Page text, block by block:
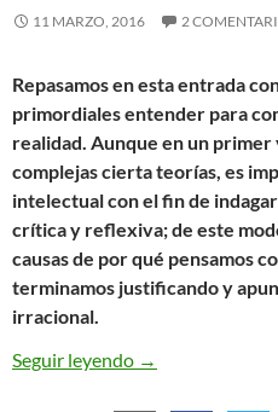
11 MARZO, 2016 2
Repasamos en esta entrada
primordiales entender para
realidad. Aunque en un
complejas cierta teorías, es
intelectual con el fin de
crítica y reflexiva; de este
causas de por qué pensamos
terminamos justificando y
irracional.
Seguir leyendo El paradigma
→